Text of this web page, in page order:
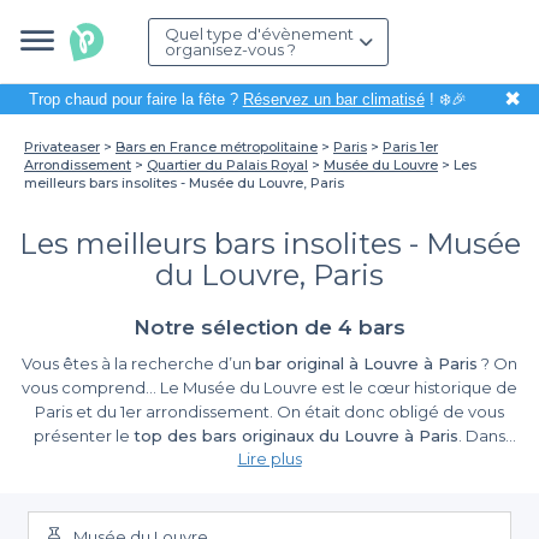
Quel type d'évènement
organisez-vous ?
Trop chaud pour faire la fête ? Réservez un bar climatisé! ❄️🎉 ✖
Privateaser Bars en France métropolitaine Paris
Paris 1er
Arrondissement
Quartier du Palais Royal Musée du Louvre
Les
meilleurs bars insolites - Musée du Louvre, Paris
Les meilleurs bars insolites - Musée
du Louvre, Paris
Notre sélection de 4 bars
Vous êtes à la recherche d’un bar original à Louvre à Paris ? On
vous comprend… Le Musée du Louvre est le cœur historique de
Paris et du 1er arrondissement. On était donc obligé de vous
présenter le top des bars originaux du Louvre à Paris . Dans
l’arrondissement le plus touristique de notre belle capitale, les
forcément un bar pour organiser la plus belle fête d’entreprise
que vos collègues n’auront jamais vu. En face du musée le plus
Lire plus